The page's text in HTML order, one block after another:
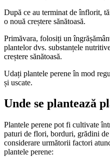
După ce au terminat de înflorit,
o nouă creștere sănătoasă.
Primăvara, folosiți un
plantelor dvs. substanțele
creștere sănătoasă.
Udați plantele perene în mod
și uscate.
Unde se plantează
Plantele perene pot fi cultivate
paturi de flori, borduri, grădini
considerare următorii factori
plantele perene: